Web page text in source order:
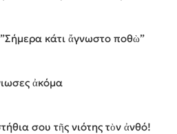
κάτι ἄγνωστο ποθὼ”
ἀκόμα
σου τῆς νιότης τὸν ἀνθό!